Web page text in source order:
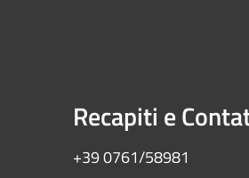
Recapiti e
+39 0761/58981